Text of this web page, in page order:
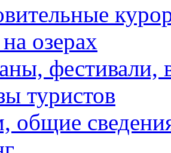
озерах
фестивали,
туристов
общие